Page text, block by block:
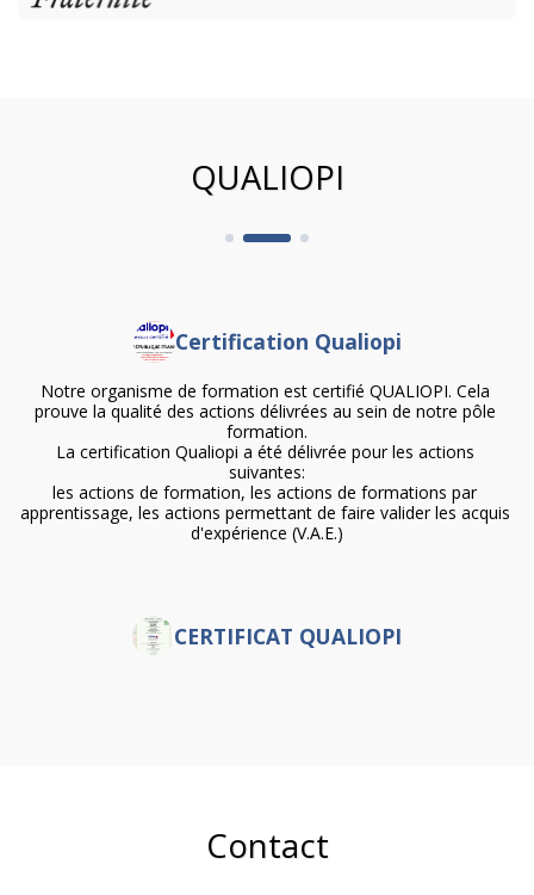
QUALIOPI
Certification Qualiopi
Notre organisme de formation est certifié QUALIOPI. Cela
prouve la qualité des actions délivrées au sein de notre pôle
formation.
La certification Qualiopi a été délivrée pour les actions
suivantes:
les actions de formation, les actions de formations par
apprentissage, les actions permettant de faire valider les acquis
d'expérience (V.A.E.)
CERTIFICAT QUALIOPI
Contact